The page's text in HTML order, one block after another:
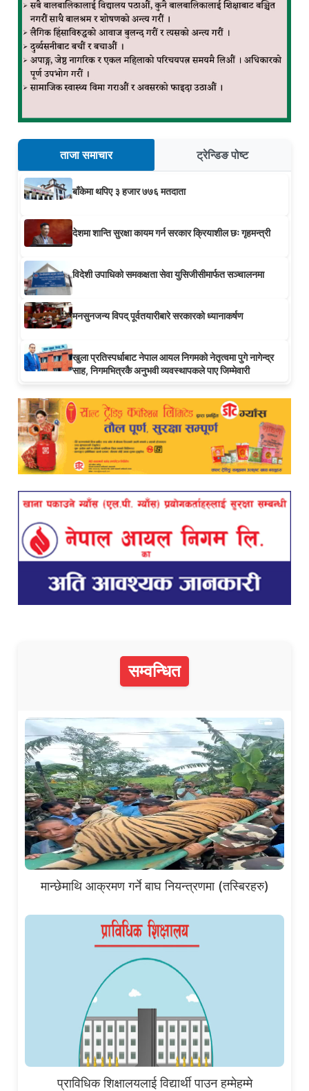
ताजा समाचार ट्रेन्डिङ पोष्ट
बाँकेमा थपिए ३ हजार ७७६ मतदाता
देशमा शान्ति सुरक्षा कायम गर्न सरकार क्रियाशील छः गृहमन्त्री
विदेशी उपाधिको समकक्षता सेवा युसिजीसीमार्फत सञ्चालनमा
मनसुनजन्य विपद् पूर्वतयारीबारे सरकारको ध्यानाकर्षण
खुला प्रतिस्पर्धाबाट नेपाल आयल निगमको नेतृत्वमा पुगे नागेन्द्र
साह, निगमभित्रकै अनुभवी व्यवस्थापकले पाए जिम्मेवारी
सम्वन्धित
मान्छेमाथि आक्रमण गर्ने बाघ नियन्त्रणमा (तस्बिरहरु)
प्राविधिक शिक्षालयलाई विद्यार्थी पाउन हम्मेहम्मे